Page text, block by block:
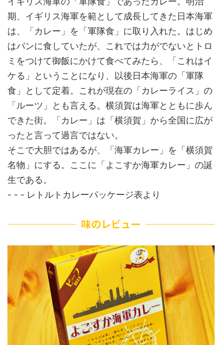
期、イギリス海軍を範として成長してきた日本海軍
は、「カレー」を「軍隊食」に取り入れた。はじめ
はパンに食していたが、これでは力がでないとトロ
ミをつけて御飯にかけて食べてみたら、「これはイ
ケる」ということになり、以後日本海軍の「軍隊
食」として定着。これが現在の「カレーライス」の
「ルーツ」とも言える。横須賀は海軍とともに歩ん
できた街。「カレー」は「横須賀」から全国に広が
ったと言って過言ではない。
そこで大胆ではあるが、「海軍カレー」を「横須賀
名物」にする。ここに「よこすか海軍カレー」の誕
生である。
- - - レトルトカレーパッケージ表より
味のレビュー